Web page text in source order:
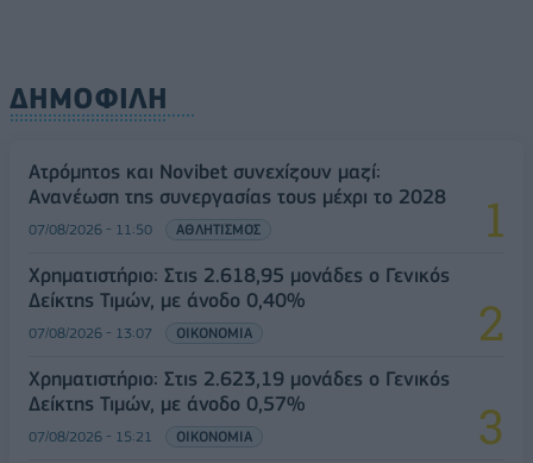
ΔΗΜΟΦΙΛΗ
Ατρόμητος και Novibet συνεχίζουν μαζί:
Ανανέωση της συνεργασίας τους μέχρι το 2028
07/08/2026 - 11:50 ΑΘΛΗΤΙΣΜΟΣ
Χρηματιστήριο: Στις 2.618,95 μονάδες ο Γενικός
Δείκτης Τιμών, με άνοδο 0,40%
07/08/2026 - 13:07 ΟΙΚΟΝΟΜΙΑ
Χρηματιστήριο: Στις 2.623,19 μονάδες ο Γενικός
Δείκτης Τιμών, με άνοδο 0,57%
07/08/2026 - 15:21 ΟΙΚΟΝΟΜΙΑ